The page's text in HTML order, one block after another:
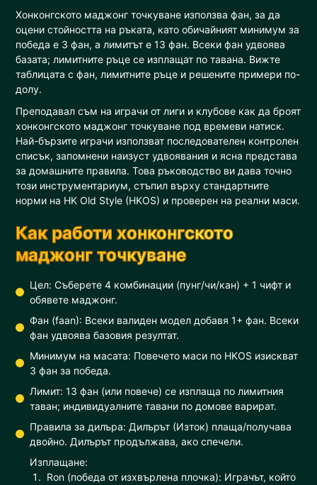
Хонконгското маджонг точкуване използва фан, за да
оцени стойността на ръката, като обичайният минимум за
победа е 3 фан, а лимитът е 13 фан. Всеки фан удвоява
базата; лимитните ръце се изплащат по тавана. Вижте
таблицата с фан, лимитните ръце и решените примери по-
долу.
Преподавал съм на играчи от лиги и клубове как да броят
хонконгското маджонг точкуване под времеви натиск.
Най-бързите играчи използват последователен контролен
списък, запомнени наизуст удвоявания и ясна представа
за домашните правила. Това ръководство ви дава точно
този инструментариум, стъпил върху стандартните
норми на HK Old Style (HKOS) и проверен на реални маси.
Как работи хонконгското
маджонг точкуване
Цел: Съберете 4 комбинации (пунг/чи/кан) + 1 чифт и
обявете маджонг.
Фан (faan): Всеки валиден модел добавя 1+ фан. Всеки
фан удвоява базовия резултат.
Минимум на масата: Повечето маси по HKOS изискват
3 фан за победа.
Лимит: 13 фан (или повече) се изплаща по лимитния
таван; индивидуалните тавани по домове варират.
Правила за дилъра: Дилърът (Изток) плаща/получава
двойно. Дилърът продължава, ако спечели.
Изплащане:
Ron (победа от изхвърлена плочка): Играчът, който